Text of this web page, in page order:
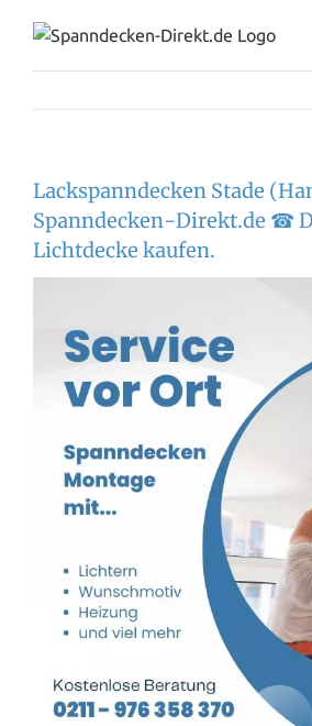
Inhalt
Lackspanndecken Stade
Spanndecken-Direkt.de ☎
Lichtdecke kaufen.